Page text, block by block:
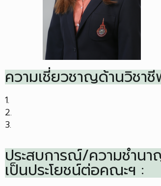
ความเชี่ยวชาญด้านวิชา
1.
2.
3.
ประสบการณ์/ความชำน
เป็นประโยชน์ต่อคณะฯ :